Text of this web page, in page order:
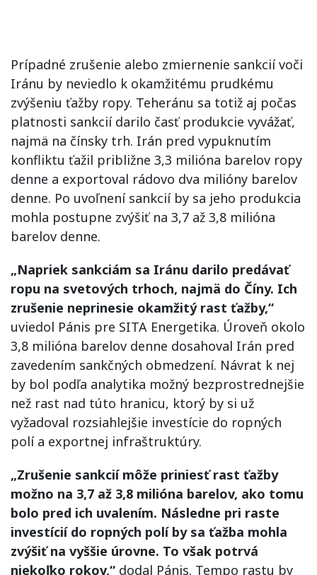
Prípadné zrušenie alebo zmiernenie sankcií voči
Iránu by neviedlo k okamžitému prudkému
zvýšeniu ťažby ropy. Teheránu sa totiž aj počas
platnosti sankcií darilo časť produkcie vyvážať,
najmä na čínsky trh. Irán pred vypuknutím
konfliktu ťažil približne 3,3 milióna barelov ropy
denne a exportoval rádovo dva milióny barelov
denne. Po uvoľnení sankcií by sa jeho produkcia
mohla postupne zvýšiť na 3,7 až 3,8 milióna
barelov denne.
„Napriek sankciám sa Iránu darilo predávať
ropu na svetových trhoch, najmä do Číny. Ich
zrušenie neprinesie okamžitý rast ťažby,“
uviedol Pánis pre SITA Energetika. Úroveň okolo
3,8 milióna barelov denne dosahoval Irán pred
zavedením sankčných obmedzení. Návrat k nej
by bol podľa analytika možný bezprostrednejšie
než rast nad túto hranicu, ktorý by si už
vyžadoval rozsiahlejšie investície do ropných
polí a exportnej infraštruktúry.
„Zrušenie sankcií môže priniesť rast ťažby
možno na 3,7 až 3,8 milióna barelov, ako tomu
bolo pred ich uvalením. Následne pri raste
investícií do ropných polí by sa ťažba mohla
zvýšiť na vyššie úrovne. To však potrvá
niekoľko rokov,“ dodal Pánis. Tempo rastu by